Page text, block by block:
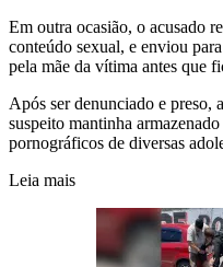
Em outra ocasião, o acusado
conteúdo sexual, e enviou
pela mãe da vítima antes que
Após ser denunciado e preso,
suspeito mantinha
pornográficos de diversas
Leia mais